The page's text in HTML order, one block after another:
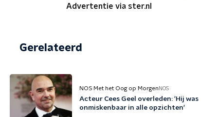
Advertentie via ster.nl
Gerelateerd
NOS Met het Oog op Morgen NOS
Acteur Cees Geel overleden: 'Hij was
onmiskenbaar in alle opzichten'